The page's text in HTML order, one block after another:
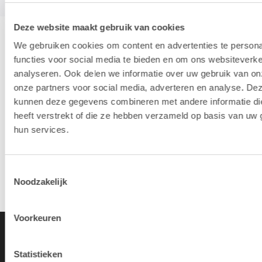
Deze website maakt gebruik van cookies
We gebruiken cookies om content en advertenties te
functies voor social media te bieden en om ons
analyseren. Ook delen we informatie over uw gebruik van
onze partners voor social media, adverteren en analyse.
kunnen deze gegevens combineren met andere informatie
heeft verstrekt of die ze hebben verzameld op basis van uw
hun services.
Noodzakelijk
Voorkeuren
Statistieken
Hotline & remote support
Installatie & configuratie
Overname van je oude toestellen